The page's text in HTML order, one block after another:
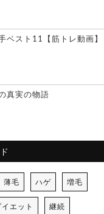
ベスト11【筋トレ動画】
真実の物語
薄毛 ハゲ 増毛
イエット 継続